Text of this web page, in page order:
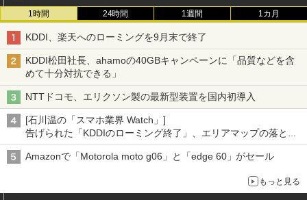
1時間 24時間 1週間 1カ月
KDDI、楽天へのローミングを9月末で終了
KDDI松田社長、ahamoの40GBキャンペーンに「品質などを含
めて十分対抗できる」
NTTドコモ、エリクソン製の最新型装置を国内初導入
[石川温の「スマホ業界 Watch」]
告げられた「KDDIのローミング終了」、エリアマップの落とし
穴と楽天モバイルの課題
Amazonで「Motorola moto g06」と「edge 60」がセール
もっと見る